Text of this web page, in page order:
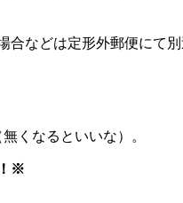
などは定形外郵便にて
くなるといいな）。
※